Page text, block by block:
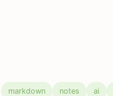
markdown notes ai